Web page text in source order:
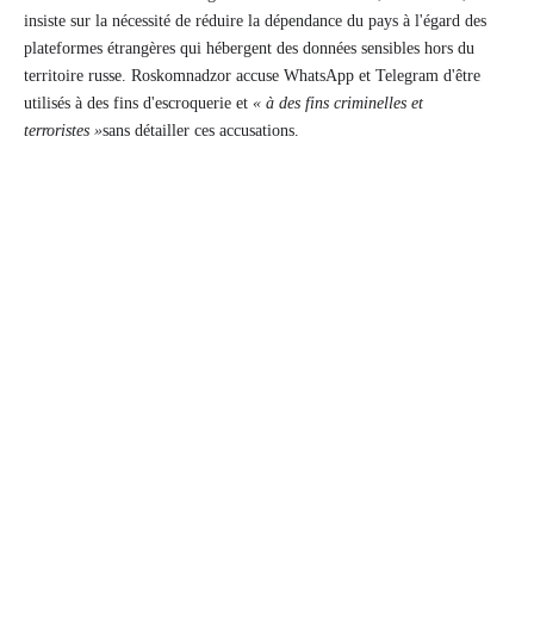
insiste sur la nécessité de réduire la dépendance du pays à l'égard des
plateformes étrangères qui hébergent des données sensibles hors du
territoire russe. Roskomnadzor accuse WhatsApp et Telegram d'être
utilisés à des fins d'escroquerie et « à des fins criminelles et
terroristes »sans détailler ces accusations.